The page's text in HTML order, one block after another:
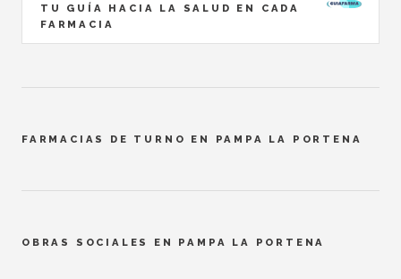
TU GUÍA HACIA LA SALUD EN CADA
FARMACIA
FARMACIAS DE TURNO EN PAMPA LA PORTENA
OBRAS SOCIALES EN PAMPA LA PORTENA